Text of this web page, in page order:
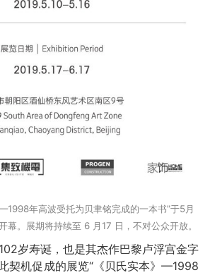
年高波受托为贝聿铭完成的一本书”于5月
幕。展期将持续至 6 月17 日，不对公众开放。
岁寿诞，也是其杰作巴黎卢浮宫金字
契机促成的展览“《贝氏实本》—1998